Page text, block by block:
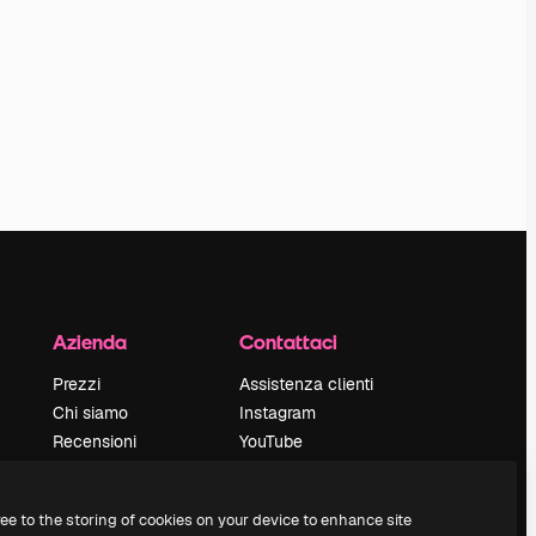
Azienda
Prezzi
Chi siamo
Recensioni
Blog
Contattaci
Assistenza clienti
Instagram
YouTube
Discord
to the storing of cookies on your device to enhance site